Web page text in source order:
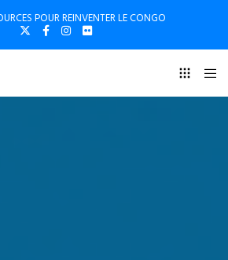
POUR REINVENTER LE CONGO